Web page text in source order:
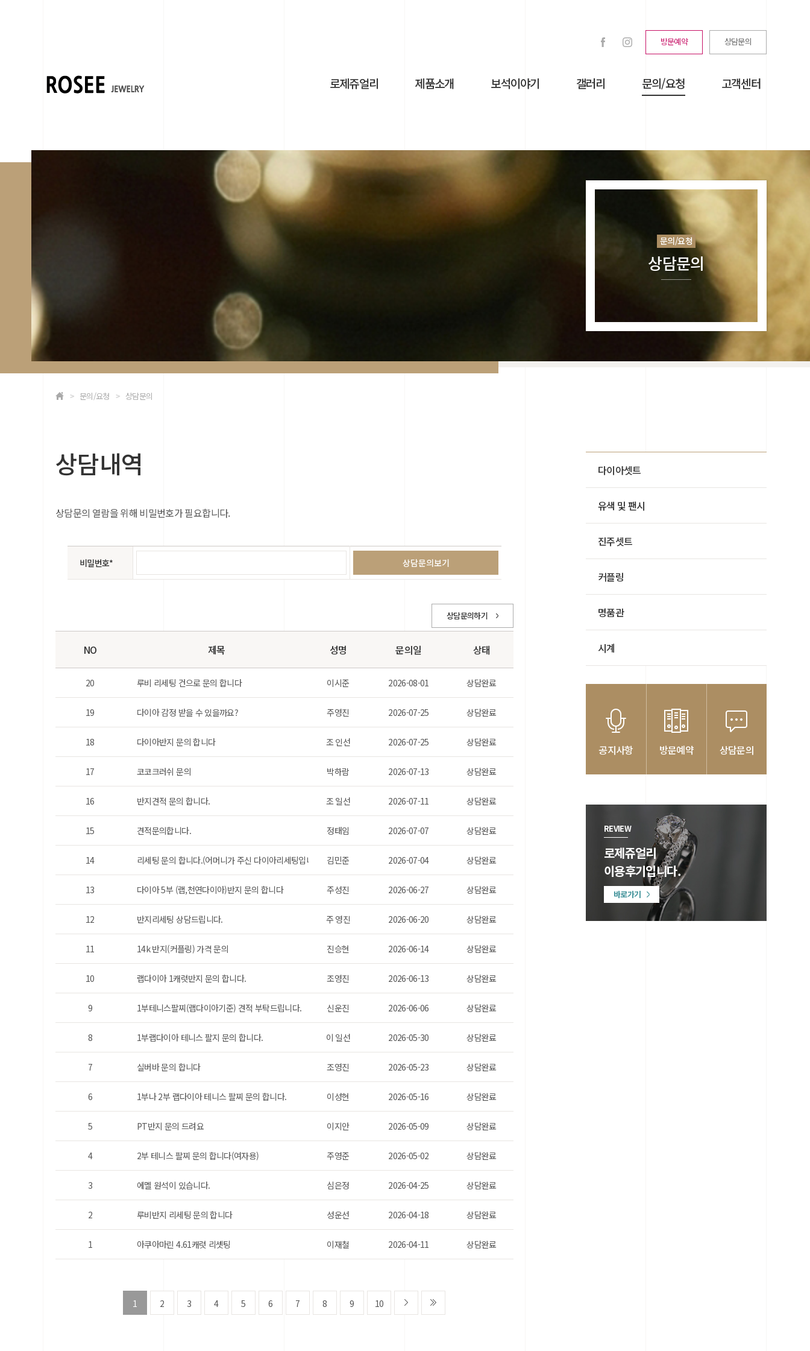
방문예약 상담문의
로제쥬얼리 제품소개 보석이야기 갤러리 문의/요청 고객센터
문의/요청
상담문의
문의/요청 상담문의
상담내역
상담문의 열람을 위해 비밀번호가 필요합니다.
비밀번호*
상담문의하기
NO 제목 성명 문의일 상태
20 루비 리세팅 건으로 문의 합니다 이시준 2026-08-01 상담완료
19 다이아 감정 받을 수 있을까요? 주영진 2026-07-25 상담완료
18 다이아반지 문의 합니다 조 인선 2026-07-25 상담완료
17 코코크러쉬 문의 박하람 2026-07-13 상담완료
16 반지견적 문의 합니다. 조 일선 2026-07-11 상담완료
15 견적문의합니다. 정태임 2026-07-07 상담완료
14 리세팅 문의 합니다.(어머니가 주신 다이아리세팅입니다.) 김민준 2026-07-04 상담완료
13 다이아 5부 (랩,천연다이아)반지 문의 합니다 주성진 2026-06-27 상담완료
12 반지리세팅 상담드립니다. 주 영진 2026-06-20 상담완료
11 14k 반지(커플링) 가격 문의 진승현 2026-06-14 상담완료
10 랩다이아 1캐럿반지 문의 합니다. 조영진 2026-06-13 상담완료
9 1부테니스팔찌(랩다이아기준) 견적 부탁드립니다. 신운진 2026-06-06 상담완료
8 1부랩다이아 테니스 팔지 문의 합니다. 이 일선 2026-05-30 상담완료
7 실버바 문의 합니다 조영진 2026-05-23 상담완료
6 1부나 2부 랩다이아 테니스 팔찌 문의 합니다. 이성현 2026-05-16 상담완료
5 PT반지 문의 드려요 이지안 2026-05-09 상담완료
4 2부 테니스 팔찌 문의 합니다(여자용) 주영준 2026-05-02 상담완료
3 에멜 원석이 있습니다. 심은정 2026-04-25 상담완료
2 루비반지 리세팅 문의 합니다 성운선 2026-04-18 상담완료
1 아쿠아마린 4.61캐럿 리셋팅 이재철 2026-04-11 상담완료
1 2 3 4 5 6 7 8 9 10
다이아셋트
유색 및 팬시
진주셋트
커플링
명품관
시계
공지사항 방문예약 상담문의
REVIEW
로제쥬얼리
이용후기입니다.
바로가기